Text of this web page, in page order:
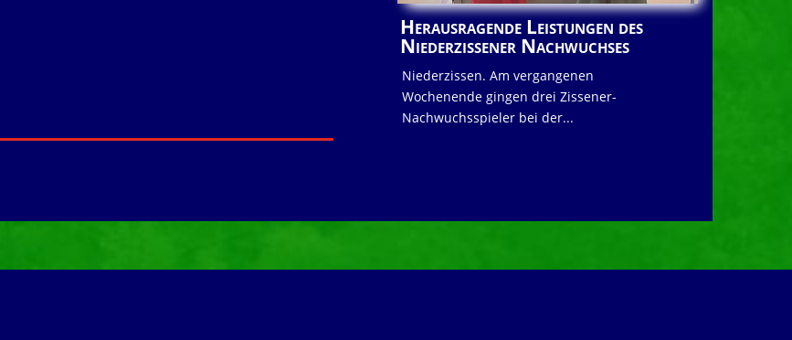
Herausragende Leistungen des
Niederzissener Nachwuchses
Niederzissen. Am vergangenen
Wochenende gingen drei Zissener-
Nachwuchsspieler bei der...